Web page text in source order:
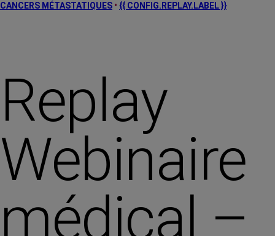
CANCERS MÉTASTATIQUES • {{ CONFIG.REPLAY.LABEL }}
Replay
Webinaire
médical –